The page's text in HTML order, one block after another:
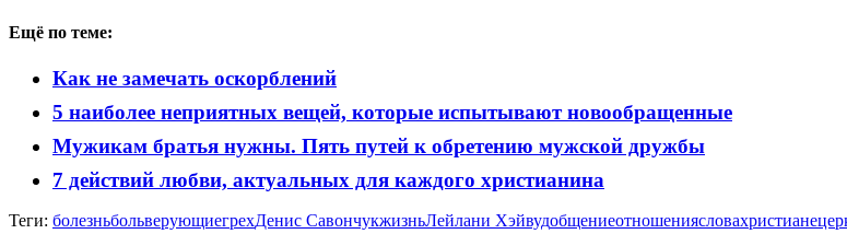
Ещё по теме:
Как не замечать оскорблений
5 наиболее неприятных вещей, которые испытывают новообращенные
Мужикам братья нужны. Пять путей к обретению мужской дружбы
7 действий любви, актуальных для каждого христианина
Теги: болезньбольверующиегрехДенис СавончукжизньЛейлани Хэйвудобщениеотношениясловахристиане